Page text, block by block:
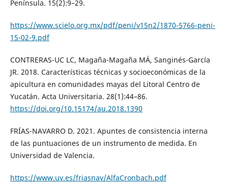
Península. 15(2):9–29.
https://www.scielo.org.mx/pdf/peni/v15n2/1870-5766-peni-
15-02-9.pdf
CONTRERAS-UC LC, Magaña-Magaña MÁ, Sanginés-García
JR. 2018. Características técnicas y socioeconómicas de la
apicultura en comunidades mayas del Litoral Centro de
Yucatán. Acta Universitaria. 28(1):44–86.
https://doi.org/10.15174/au.2018.1390
FRÍAS-NAVARRO D. 2021. Apuntes de consistencia interna
de las puntuaciones de un instrumento de medida. En
Universidad de Valencia.
https://www.uv.es/friasnav/AlfaCronbach.pdf